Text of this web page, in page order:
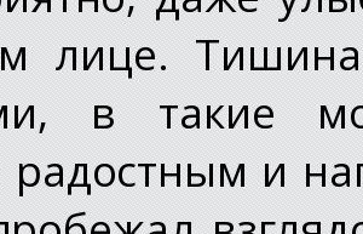
лице. Тишина
в такие
радостным и